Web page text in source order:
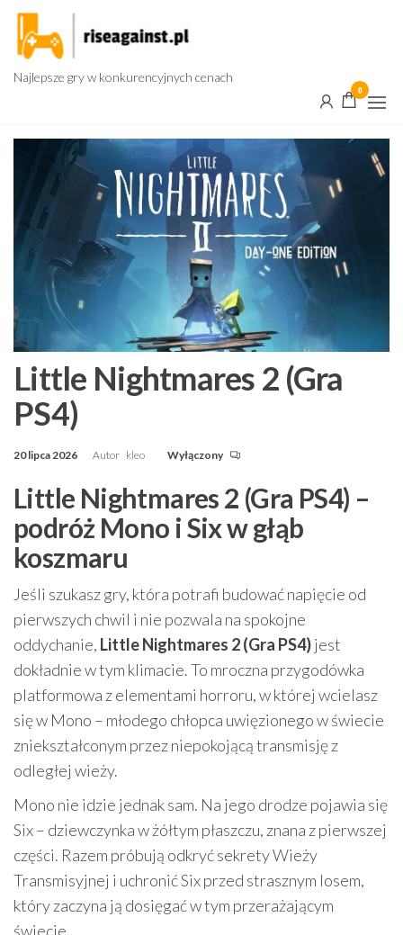
Przejdź
treści
Najlepsze gry w konkurencyjnych cenach
0
Little Nightmares 2 (Gra
PS4)
20 lipca 2026 Autor kleo Wyłączony
Little Nightmares 2 (Gra PS4) –
podróż Mono i Six w głąb
koszmaru
Jeśli szukasz gry, która potrafi budować napięcie od
pierwszych chwil i nie pozwala na spokojne
oddychanie, Little Nightmares 2 (Gra PS4)jest
dokładnie w tym klimacie. To mroczna przygodówka
platformowa z elementami horroru, w której wcielasz
się w Mono – młodego chłopca uwięzionego w świecie
zniekształconym przez niepokojącą transmisję z
odległej wieży.
Mono nie idzie jednak sam. Na jego drodze pojawia się
Six – dziewczynka w żółtym płaszczu, znana z pierwszej
części. Razem próbują odkryć sekrety Wieży
Transmisyjnej i uchronić Six przed strasznym losem,
który zaczyna ją dosięgać w tym przerażającym
świecie.